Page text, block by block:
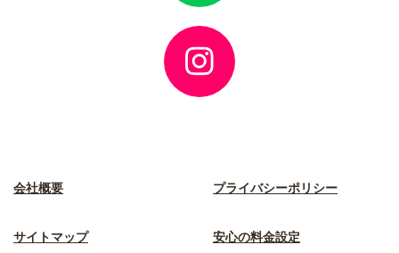
イ
コ
ン
リ
会社概要 プライバシーポリシー
サイトマップ 安心の料金設定